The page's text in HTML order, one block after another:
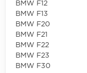
BMW F12
BMW F13
BMW F20
BMW F21
BMW F22
BMW F23
BMW F30